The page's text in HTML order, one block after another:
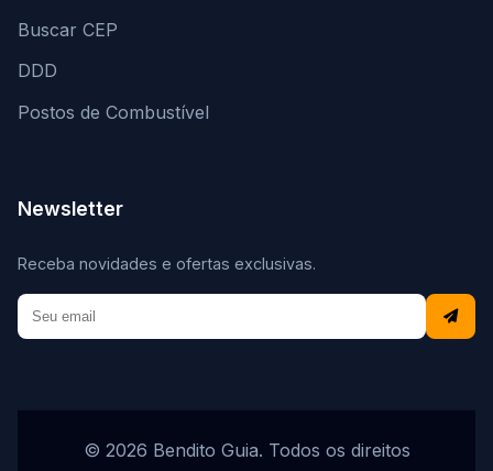
Buscar CEP
DDD
Postos de Combustível
Newsletter
Receba novidades e ofertas exclusivas.
© 2026 Bendito Guia. Todos os direitos